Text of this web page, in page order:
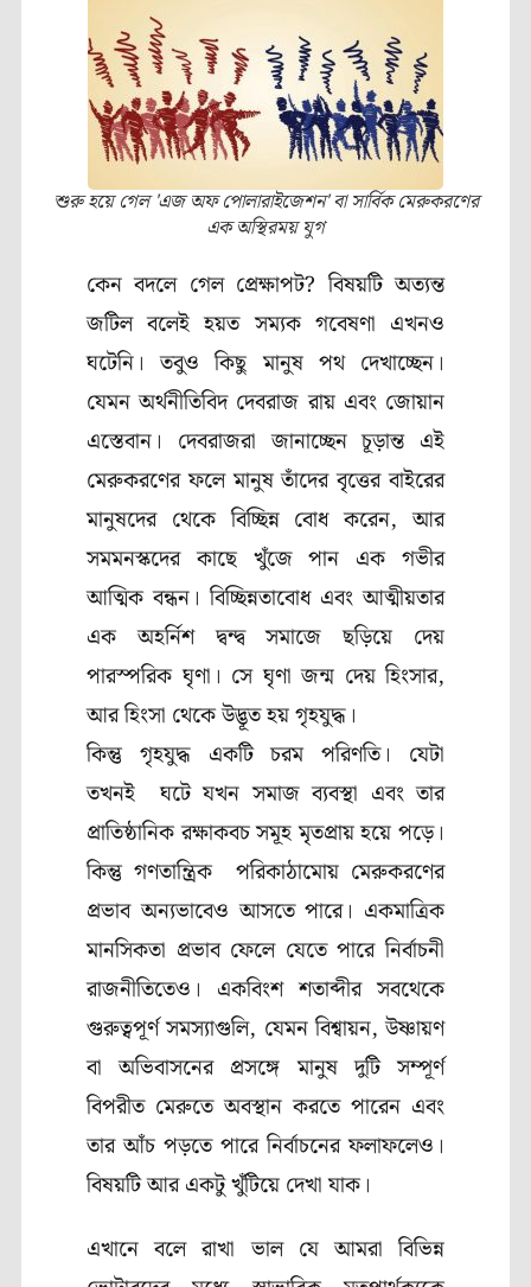
শুরু হয়ে গেল 'এজ অফ পোলারাইজেশন' বা সার্বিক মেরুকরণের
এক অস্থিরময় যুগ
কেন বদলে গেল প্রেক্ষাপট? বিষয়টি অত্যন্ত
জটিল বলেই হয়ত সম্যক গবেষণা এখনও
ঘটেনি। তবুও কিছু মানুষ পথ দেখাচ্ছেন।
যেমন অর্থনীতিবিদ দেবরাজ রায় এবং জোয়ান
এস্তেবান। দেবরাজরা জানাচ্ছেন চূড়ান্ত এই
মেরুকরণের ফলে মানুষ তাঁদের বৃত্তের বাইরের
মানুষদের থেকে বিচ্ছিন্ন বোধ করেন, আর
সমমনস্কদের কাছে খুঁজে পান এক গভীর
আত্মিক বন্ধন। বিচ্ছিন্নতাবোধ এবং আত্মীয়তার
এক অহর্নিশ দ্বন্দ্ব সমাজে ছড়িয়ে দেয়
পারস্পরিক ঘৃণা। সে ঘৃণা জন্ম দেয় হিংসার,
আর হিংসা থেকে উদ্ভূত হয় গৃহযুদ্ধ।
কিন্তু গৃহযুদ্ধ একটি চরম পরিণতি। যেটা
তখনই ঘটে যখন সমাজ ব্যবস্থা এবং তার
প্রাতিষ্ঠানিক রক্ষাকবচসমূহ মৃতপ্রায় হয়ে পড়ে।
কিন্তু গণতান্ত্রিক পরিকাঠামোয় মেরুকরণের
প্রভাব অন্যভাবেও আসতে পারে। একমাত্রিক
মানসিকতা প্রভাব ফেলে যেতে পারে নির্বাচনী
রাজনীতিতেও। একবিংশ শতাব্দীর সবথেকে
গুরুত্বপূর্ণ সমস্যাগুলি, যেমন বিশ্বায়ন, উষ্ণায়ণ
বা অভিবাসনের প্রসঙ্গে মানুষ দুটি সম্পূর্ণ
বিপরীত মেরুতে অবস্থান করতে পারেন এবং
তার আঁচ পড়তে পারে নির্বাচনের ফলাফলেও।
বিষয়টি আর একটু খুঁটিয়ে দেখা যাক।
এখানে বলে রাখা ভাল যে আমরা বিভিন্ন